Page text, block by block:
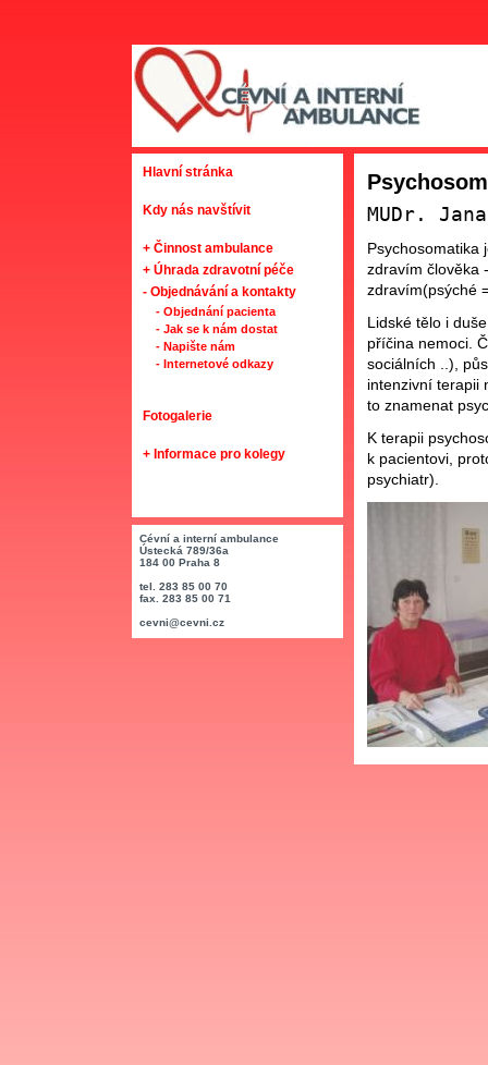
Hlavní stránka
Kdy nás navštívit
+ Činnost ambulance
+ Úhrada zdravotní péče
- Objednávání a kontakty
- Objednání pacienta
- Jak se k nám dostat
- Napište nám
- Internetové odkazy
Fotogalerie
+ Informace pro kolegy
MUDr.
Psychosomatika
zdravím člověka
zdravím(psýché
Lidské tělo i
příčina nemoci.
sociálních ..),
intenzivní terapii
to znamenat
K terapii
k pacientovi,
psychiatr).
Cévní a interní ambulance
Ústecká 789/36a
184 00 Praha 8
tel. 283 85 00 70
fax. 283 85 00 71
cevni@cevni.cz